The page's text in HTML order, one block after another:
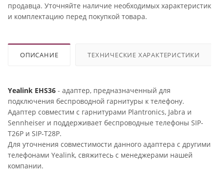
продавца. Уточняйте наличие необходимых характеристик
и комплектацию перед покупкой товара.
ОПИСАНИЕ ТЕХНИЧЕСКИЕ ХАРАКТЕРИСТИКИ
Yealink EHS36 - адаптер, предназначенный для
подключения беспроводной гарнитуры к телефону.
Адаптер совместим с гарнитурами Plantronics, Jabra и
Sennheiser и поддерживает беспроводные телефоны SIP-
T26P и SIP-T28P.
Для уточнения совместимости данного адаптера с другими
телефонами Yealink, свяжитесь с менеджерами нашей
компании.